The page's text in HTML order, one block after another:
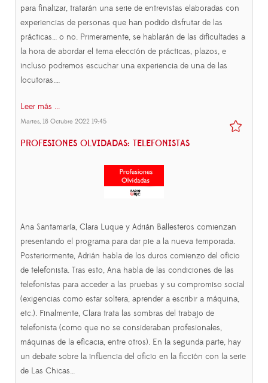
para finalizar, tratarán una serie de entrevistas elaboradas con
experiencias de personas que han podido disfrutar de las
prácticas… o no. Primeramente, se hablarán de las dificultades a
la hora de abordar el tema elección de prácticas, plazos, e
incluso podremos escuchar una experiencia de una de las
locutoras.…
Leer más ...
Martes, 18 Octubre 2022 19:45
PROFESIONES OLVIDADAS: TELEFONISTAS
Ana Santamaría, Clara Luque y Adrián Ballesteros comienzan
presentando el programa para dar pie a la nueva temporada.
Posteriormente, Adrián habla de los duros comienzo del oficio
de telefonista. Tras esto, Ana habla de las condiciones de las
telefonistas para acceder a las pruebas y su compromiso social
(exigencias como estar soltera, aprender a escribir a máquina,
etc.). Finalmente, Clara trata las sombras del trabajo de
telefonista (como que no se consideraban profesionales,
máquinas de la eficacia, entre otros). En la segunda parte, hay
un debate sobre la influencia del oficio en la ficción con la serie
de Las Chicas…